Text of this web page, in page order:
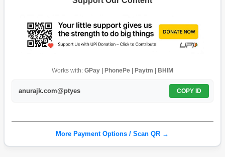
Works with: GPay | PhonePe | Paytm | BHIM
anurajk.com@ptyes COPY ID
More Payment Options / Scan QR →